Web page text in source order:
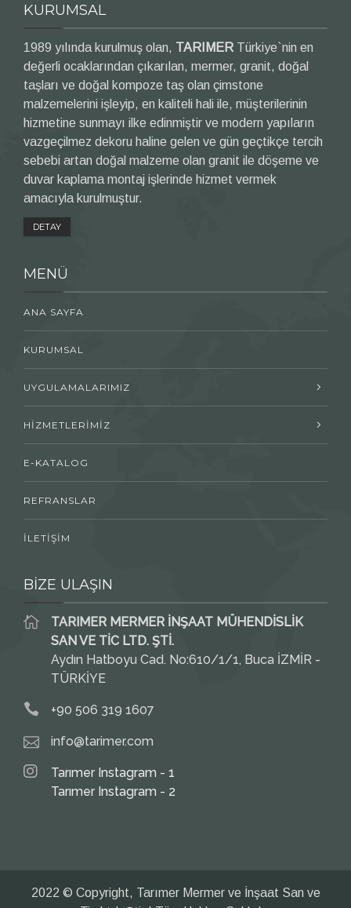
KURUMSAL
1989 yılında kurulmuş olan, TARIMER Türkiye`nin en
değerli ocaklarından çıkarılan, mermer, granit, doğal
taşları ve doğal kompoze taş olan çimstone
malzemelerini işleyip, en kaliteli hali ile, müşterilerinin
hizmetine sunmayı ilke edinmiştir ve modern yapıların
vazgeçilmez dekoru haline gelen ve gün geçtikçe tercih
sebebi artan doğal malzeme olan granit ile döşeme ve
duvar kaplama montaj işlerinde hizmet vermek
amacıyla kurulmuştur.
DETAY
MENÜ
ANA SAYFA
KURUMSAL
UYGULAMALARIMIZ
HİZMETLERİMİZ
E-KATALOG
REFRANSLAR
İLETİŞİM
BİZE ULAŞIN
TARIMER MERMER İNŞAAT MÜHENDİSLİK
SAN VE TİC LTD. ŞTİ.
Aydın Hatboyu Cad. No:610/1/1, Buca İZMİR -
TÜRKİYE
+90 506 319 1607
info@tarimer.com
Tarımer Instagram - 1
Tarımer Instagram - 2
2022 © Copyright, Tarımer Mermer ve İnşaat San ve